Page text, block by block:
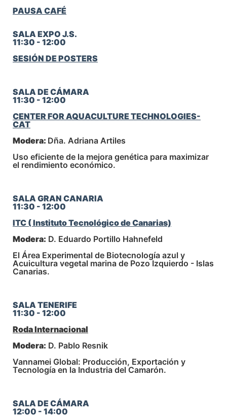
PAUSA CAFÉ
SALA EXPO J.S.
11:30 - 12:00
SESIÓN DE POSTERS
SALA DE CÁMARA
11:30 - 12:00
CENTER FOR AQUACULTURE TECHNOLOGIES-
CAT
Modera: Dña. Adriana Artiles
Uso eficiente de la mejora genética para maximizar
el rendimiento económico.
SALA GRAN CANARIA
11:30 - 12:00
ITC ( Instituto Tecnológico de Canarias)
Modera: D. Eduardo Portillo Hahnefeld
El Área Experimental de Biotecnología azul y
Acuicultura vegetal marina de Pozo Izquierdo - Islas
Canarias.
SALA TENERIFE
11:30 - 12:00
Roda Internacional
Modera: D. Pablo Resnik
Vannamei Global: Producción, Exportación y
Tecnología en la Industria del Camarón.
SALA DE CÁMARA
12:00 - 14:00